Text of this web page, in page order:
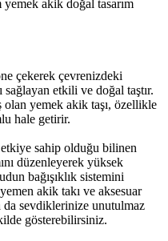
akik doğal tasarım
çekerek çevrenizdeki
etkili ve doğal taştır.
yemek akik taşı, özellikle
hale getirir.
sahip olduğu bilinen
düzenleyerek yüksek
bağışıklık sistemini
akik takı ve aksesuar
sevdiklerinize unutulmaz
gösterebilirsiniz.